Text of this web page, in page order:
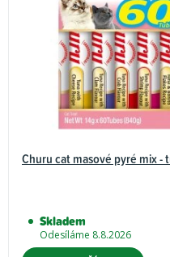
Churu cat masové pyré mix -
Skladem
Odesíláme 8.8.2026